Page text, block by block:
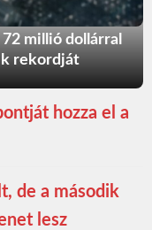
millió dollárral
rekordját
hozza el a
de a második
lesz